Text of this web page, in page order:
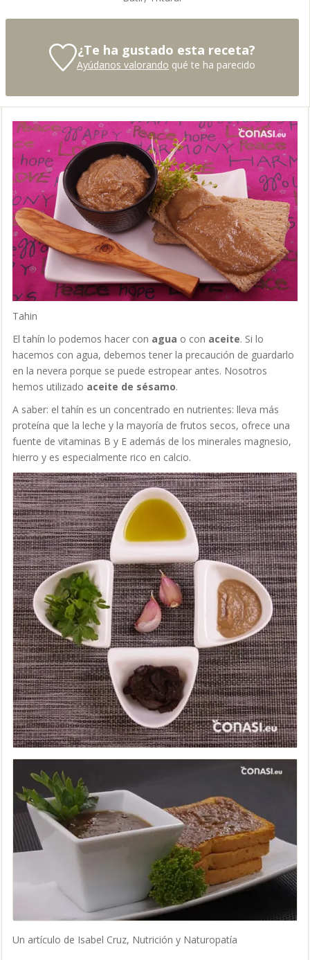
¿Te ha gustado esta receta?
Ayúdanos valorando qué te ha parecido
Tahin
El tahín lo podemos hacer con agua o con aceite. Si lo
hacemos con agua, debemos tener la precaución de guardarlo
en la nevera porque se puede estropear antes. Nosotros
hemos utilizado aceite de sésamo.
A saber: el tahín es un concentrado en nutrientes: lleva más
proteína que la leche y la mayoría de frutos secos, ofrece una
fuente de vitaminas B y E además de los minerales magnesio,
hierro y es especialmente rico en calcio.
Un artículo de Isabel Cruz, Nutrición y Naturopatía